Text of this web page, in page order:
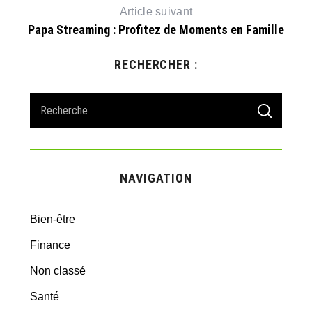
Article suivant
Papa Streaming : Profitez de Moments en Famille
RECHERCHER :
a
r
o
:
S
A
C
NAVIGATION
Bien-être
Finance
Non classé
Santé